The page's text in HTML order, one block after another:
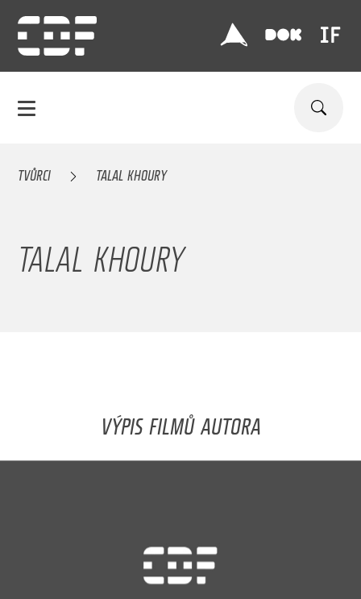
TVŮRCI TALAL KHOURY
TALAL KHOURY
VÝPIS FILMŮ AUTORA